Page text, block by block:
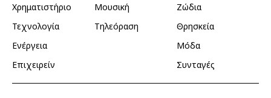
Χρηματιστήριο
Τεχνολογία
Ενέργεια
Επιχειρείν
Μουσική
Τηλεόραση
Ζώδια
Θρησκεία
Μόδα
Συνταγές